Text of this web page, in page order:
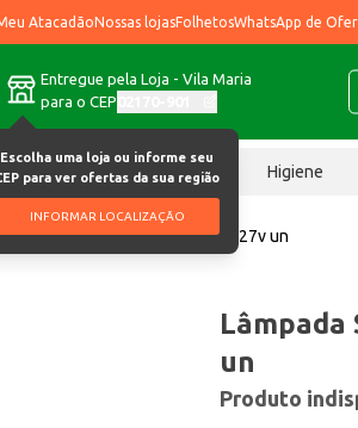
AtacadãoNossas lojasFolhetosWhatsApp de
Entregue pela Loja - Vila Maria
para o CEP
Escolha uma loja ou informe seu
para ver ofertas da sua região
INFORMAR LOCALIZAÇÃO
Chocolates Higiene
Spiralux Ourolux 59w 127v un
un
Produto